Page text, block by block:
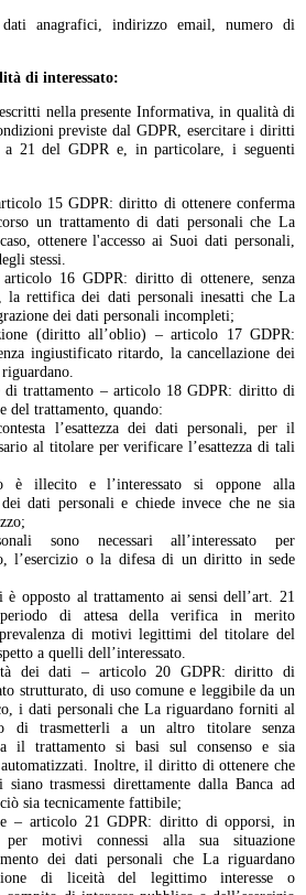
anagrafici, indirizzo email, numero di
di interessato:
nella presente Informativa, in qualità di
previste dal GDPR, esercitare i diritti
21 del GDPR e, in particolare, i seguenti
15 GDPR: diritto di ottenere conferma
un trattamento di dati personali che La
ottenere l'accesso ai Suoi dati personali,
stessi.
16 GDPR: diritto di ottenere, senza
la rettifica dei dati personali inesatti che La
dei dati personali incompleti;
(diritto all’oblio) – articolo 17 GDPR:
ingiustificato ritardo, la cancellazione dei
trattamento – articolo 18 GDPR: diritto di
del trattamento, quando:
l’esattezza dei dati personali, per il
al titolare per verificare l’esattezza di tali
è illecito e l’interessato si oppone alla
dei dati personali e chiede invece che ne sia
sono necessari all’interessato per
l’esercizio o la difesa di un diritto in sede
è opposto al trattamento ai sensi dell’art. 21
di attesa della verifica in merito
prevalenza di motivi legittimi del titolare del
a quelli dell’interessato.
dei dati – articolo 20 GDPR: diritto di
strutturato, di uso comune e leggibile da un
i dati personali che La riguardano forniti al
trasmetterli a un altro titolare senza
il trattamento si basi sul consenso e sia
Inoltre, il diritto di ottenere che
trasmessi direttamente dalla Banca ad
sia tecnicamente fattibile;
– articolo 21 GDPR: diritto di opporsi, in
per motivi connessi alla sua situazione
dei dati personali che La riguardano
di liceità del legittimo interesse o